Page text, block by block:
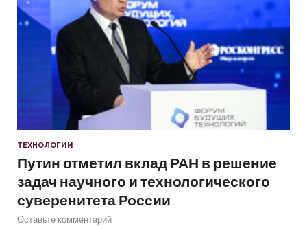
ТЕХНОЛОГИИ
Путин отметил вклад РАН в решение
задач научного и технологического
суверенитета России
Оставьте комментарий